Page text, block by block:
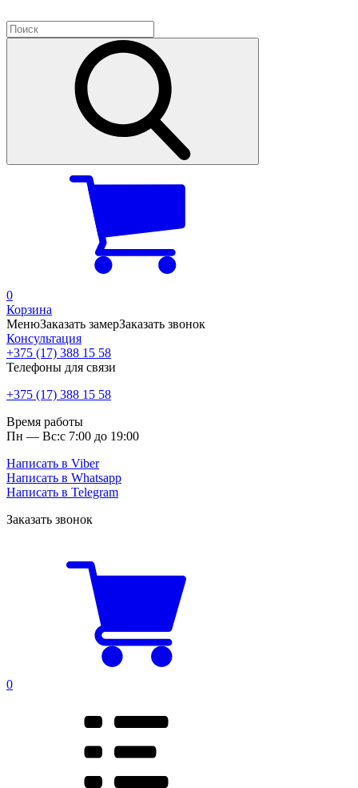
0
Корзина
МенюЗаказать замерЗаказать звонок
Консультация
+375 (17) 388 15 58
Телефоны для связи
+375 (17) 388 15 58
Время работы
Пн — Вс:с 7:00 до 19:00
Написать в Viber
Написать в Whatsapp
Написать в Telegram
Заказать звонок
0